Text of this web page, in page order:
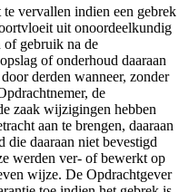
vervallen indien een gebrek
uit onoordeelkundig
gebruik na de
of onderhoud daaraan
derden wanneer, zonder
de
zaak wijzigingen hebben
aan te brengen, daaraan
die daaraan niet bevestigd
werden ver- of bewerkt op
wijze. De Opdrachtgever